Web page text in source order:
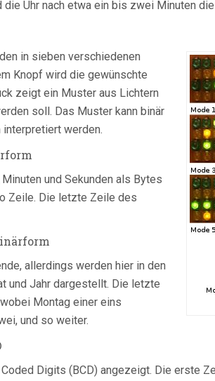
Uhr nach etwa ein bis zwei Minuten
in sieben verschiedenen
Knopf wird die gewünschte
zeigt ein Muster aus Lichtern
soll. Das Muster kann binär
werden.
und Sekunden als Bytes
Zeile. Die letzte Zeile des
allerdings werden hier in den
und Jahr dargestellt. Die letzte
Montag einer eins
und so weiter.
Digits (BCD) angezeigt. Die erste